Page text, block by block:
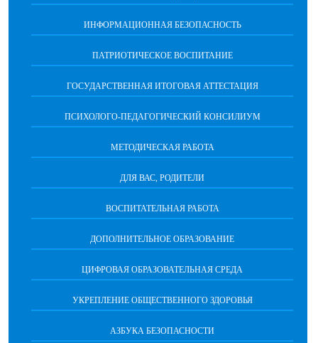
ИНФОРМАЦИОННАЯ БЕЗОПАСНОСТЬ
ПАТРИОТИЧЕСКОЕ ВОСПИТАНИЕ
ГОСУДАРСТВЕННАЯ ИТОГОВАЯ АТТЕСТАЦИЯ
ПСИХОЛОГО-ПЕДАГОГИЧЕСКИЙ КОНСИЛИУМ
МЕТОДИЧЕСКАЯ РАБОТА
ДЛЯ ВАС, РОДИТЕЛИ
ВОСПИТАТЕЛЬНАЯ РАБОТА
ДОПОЛНИТЕЛЬНОЕ ОБРАЗОВАНИЕ
ЦИФРОВАЯ ОБРАЗОВАТЕЛЬНАЯ СРЕДА
УКРЕПЛЕНИЕ ОБЩЕСТВЕННОГО ЗДОРОВЬЯ
АЗБУКА БЕЗОПАСНОСТИ